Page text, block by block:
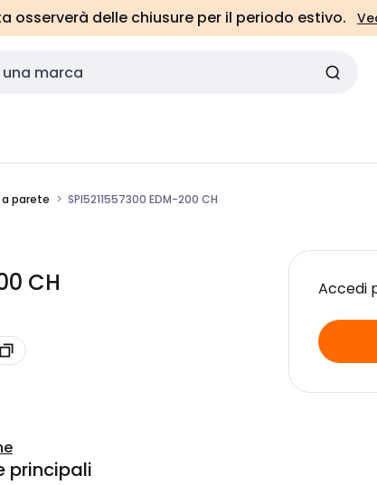
osserverà delle chiusure per il periodo estivo.
parete SPI5211557300 EDM-200 CH
CH Accedi
principali